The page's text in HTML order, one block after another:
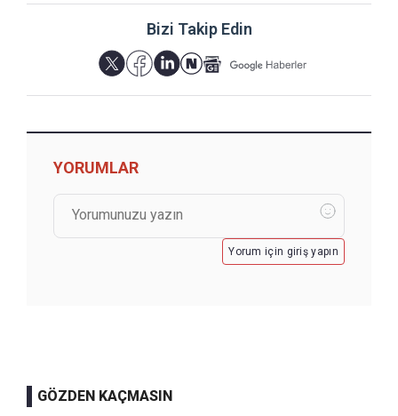
Bizi Takip Edin
YORUMLAR
Yorum için giriş yapın
GÖZDEN KAÇMASIN